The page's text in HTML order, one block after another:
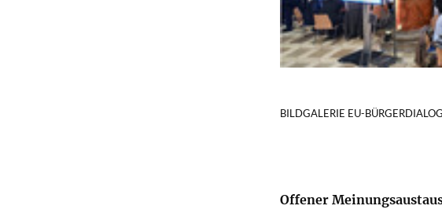
BILDGALERIE EU-BÜRGERDIALOG
Offener